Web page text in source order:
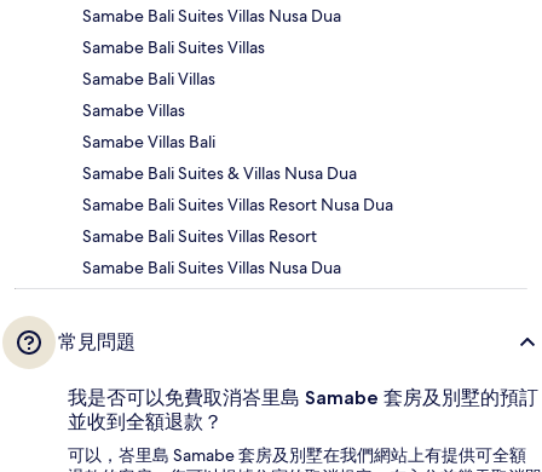
Samabe Bali Suites Villas Nusa Dua
Samabe Bali Suites Villas
Samabe Bali Villas
Samabe Villas
Samabe Villas Bali
Samabe Bali Suites & Villas Nusa Dua
Samabe Bali Suites Villas Resort Nusa Dua
Samabe Bali Suites Villas Resort
Samabe Bali Suites Villas Nusa Dua
常見問題
我是否可以免費取消峇里島 Samabe 套房及別墅的預訂
並收到全額退款？
可以，峇里島 Samabe 套房及別墅在我們網站上有提供可全額